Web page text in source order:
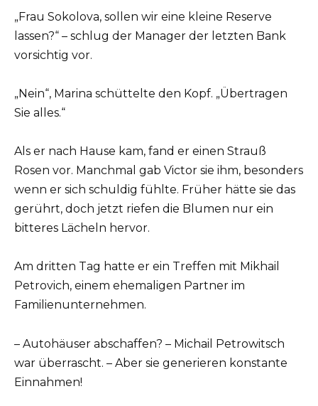
„Frau Sokolova, sollen wir eine kleine Reserve
lassen?“ – schlug der Manager der letzten Bank
vorsichtig vor.
„Nein“, Marina schüttelte den Kopf. „Übertragen
Sie alles.“
Als er nach Hause kam, fand er einen Strauß
Rosen vor. Manchmal gab Victor sie ihm, besonders
wenn er sich schuldig fühlte. Früher hätte sie das
gerührt, doch jetzt riefen die Blumen nur ein
bitteres Lächeln hervor.
Am dritten Tag hatte er ein Treffen mit Mikhail
Petrovich, einem ehemaligen Partner im
Familienunternehmen.
– Autohäuser abschaffen? – Michail Petrowitsch
war überrascht. – Aber sie generieren konstante
Einnahmen!